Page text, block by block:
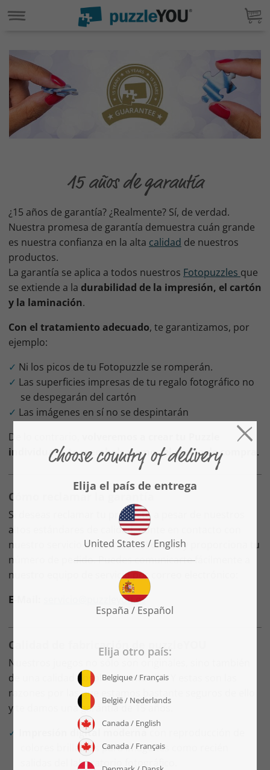
15 años de garantía
¿15 años de garantía? ¿Realmente? Sí, de verdad.
Nuestra promesa de garantía demuestra cuán grande
es nuestra confianza en la alta calidad de nuestros
productos.
La garantía se aplica a todos nuestros Fotopuzzles que
se extiende a la durabilidad de la impresión, el cartón
y la laminación.
Con el tratamiento adecuado, te garantizamos, por
ejemplo:
Ni los picos de tu Fotopuzzle se romperán.
Las superficies impresas de tu regalo fotográfico no
se despegarán del cartón
Las imágenes en sí no se despintarán
De lo contrario,
individualote reembolsaremos el precio de compra .
Cómo reclamar la garantía
Si deseas reclamar tu producto a pesar de nuestros
altos estándares de calidad, ponte en contacto con
nuestro servicio de atención al cliente y proporciona tu
número de pedido. Puedes comunicarte fácilmente a
nuestro equipo de servicio por correo electrónico:
E-Mail:
servicio@puzzleyou.es
Calidad de fabricación de puzzleYOU
Nuestros juegos no sólo son originales, sino también
de una calidad absolutamente alta. Y estas son las
razones por las que estamos bastante seguros de ello
y te damos una garántía de 15 años.
Impresión digital moderna
colores brillantes para imágenes como recién
salidas del laboratorio fotográfico.